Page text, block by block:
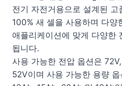
전기 자전거용으로 설계된 고
100% 새 셀을 사용하며 다양
애플리케이션에 맞게 다양한
됩니다.
사용 가능한 전압 옵션은
52V이며 사용 가능한 용량